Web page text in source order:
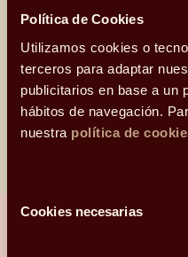
Política de Cookies
Utilizamos cookies o
terceros para adaptar
publicitarios en base a un
hábitos de navegación.
nuestra política de
deCookies necesarias
‘Ahora, ahorra’ con
Ramón Iturriaga y